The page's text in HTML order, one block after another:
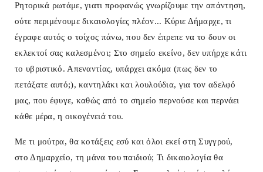
Ρητορικά ρωτάμε, γιατι προφανώς γνωρίζουμε την απάντηση,
ούτε περιμένουμε δικαιολογίες πλέον... Κύριε Δήμαρχε, τι
έγραφε αυτός ο τοίχος πάνω, που δεν έπρεπε να το δουν οι
εκλεκτοί σας καλεσμένοι; Στο σημείο εκείνο, δεν υπήρχε κάτι
το υβριστικό. Απεναντίας, υπάρχει ακόμα (πως δεν το
πετάξατε αυτό;), καντηλάκι και λουλούδια, για τον αδελφό
μας, που έφυγε, καθώς από το σημείο περνούσε και περνάει
κάθε μέρα, η οικογένειά του.
Με τι μούτρα, θα κοτάξεις εσύ και όλοι εκεί στη Συγγρού,
στο Δημαρχείο, τη μάνα του παιδιού; Τι δικαιολογία θα